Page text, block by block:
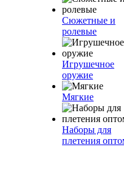
Сюжетные и
ролевые
Игрушечное
оружие
Мягкие
Наборы для
плетения